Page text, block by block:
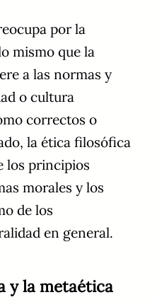
por la
mismo que la
a las normas y
o cultura
correctos o
la ética filosófica
los principios
morales y los
de los
en general.
y la metaética